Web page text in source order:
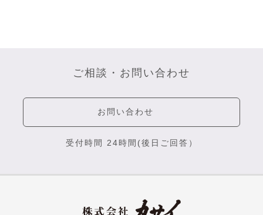
ご相談・お問い合わせ
お問い合わせ
受付時間 24時間(後日ご回答）